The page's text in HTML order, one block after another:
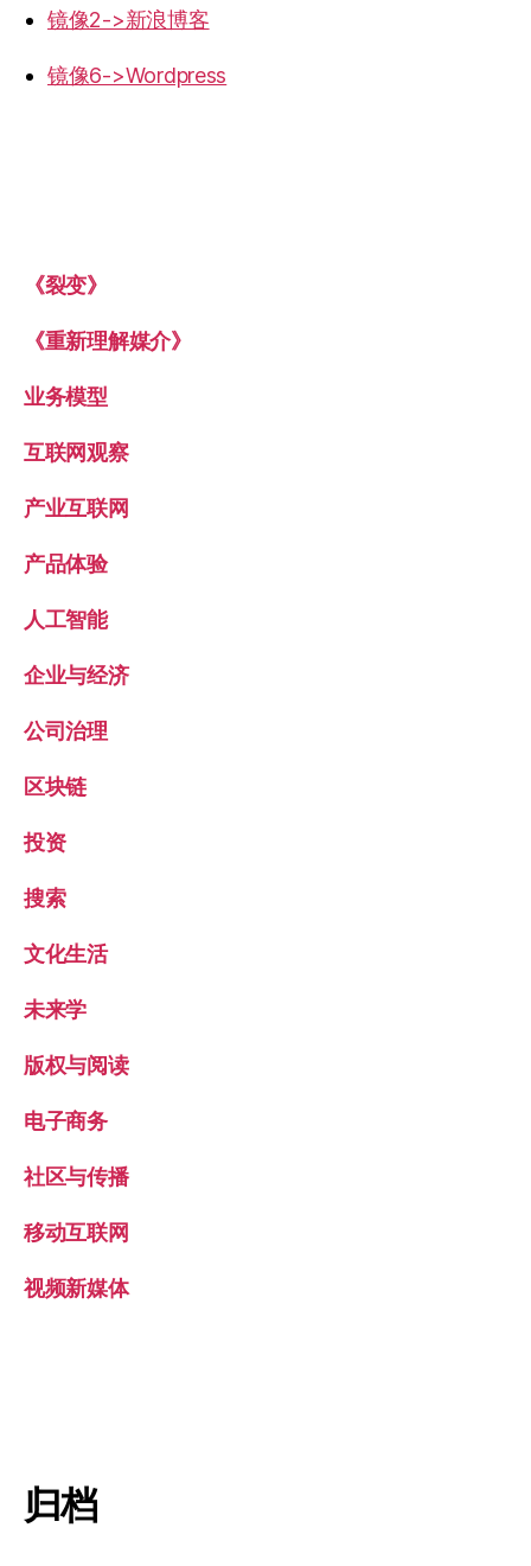
镜像2->新浪博客
镜像6->Wordpress
《裂变》
《重新理解媒介》
业务模型
互联网观察
产业互联网
产品体验
人工智能
企业与经济
公司治理
区块链
投资
搜索
文化生活
未来学
版权与阅读
电子商务
社区与传播
移动互联网
视频新媒体
归档